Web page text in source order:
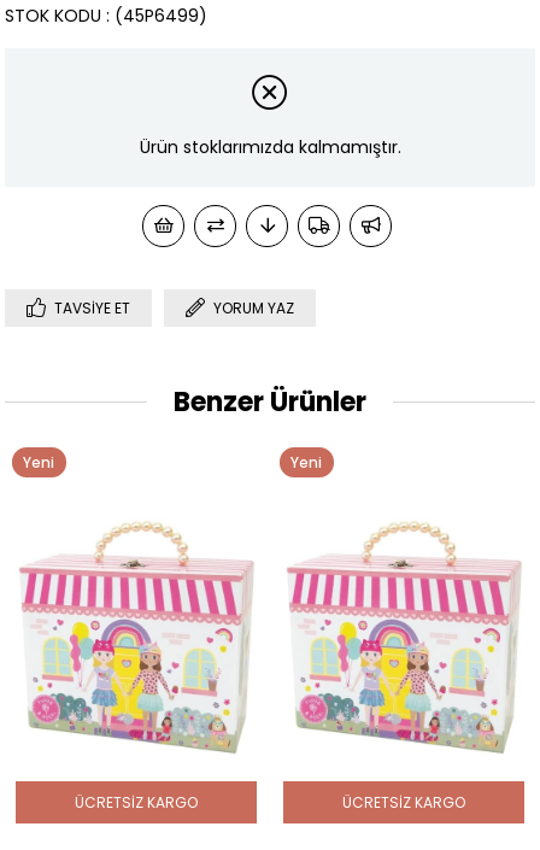
(45P6499)
STOK KODU
Ürün stoklarımızda kalmamıştır.
TAVSIYE ET YORUM YAZ
Benzer Ürünler
ÜCRETSIZ KARGO
Yeni
ÜCRETSIZ KARGO
Yeni